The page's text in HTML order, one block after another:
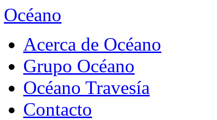
Océano
Acerca de Océano
Grupo Océano
Océano Travesía
Contacto